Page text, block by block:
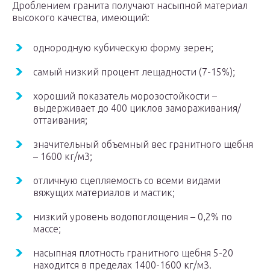
Дроблением гранита получают насыпной материал
высокого качества, имеющий:
однородную кубическую форму зерен;
самый низкий процент лещадности (7-15%);
хороший показатель морозостойкости –
выдерживает до 400 циклов замораживания/
оттаивания;
значительный объемный вес гранитного щебня
– 1600 кг/м3;
отличную сцепляемость со всеми видами
вяжущих материалов и мастик;
низкий уровень водопоглощения – 0,2% по
массе;
насыпная плотность гранитного щебня 5-20
находится в пределах 1400-1600 кг/м3.